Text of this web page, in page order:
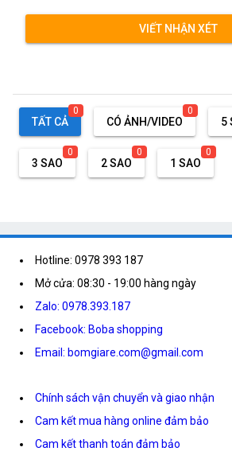
VIẾT NHẬN XÉT
TẤT CẢ
0
CÓ ẢNH/VIDEO
0
5
3 SAO
0
2 SAO
0
1 SAO
0
Hotline: 0978 393 187
Mở cửa: 08:30 - 19:00 hàng ngày
Zalo: 0978.393.187
Facebook: Boba shopping
Email: bomgiare.com@gmail.com
Chính sách vận chuyển và giao nhận
Cam kết mua hàng online đảm bảo
Cam kết thanh toán đảm bảo